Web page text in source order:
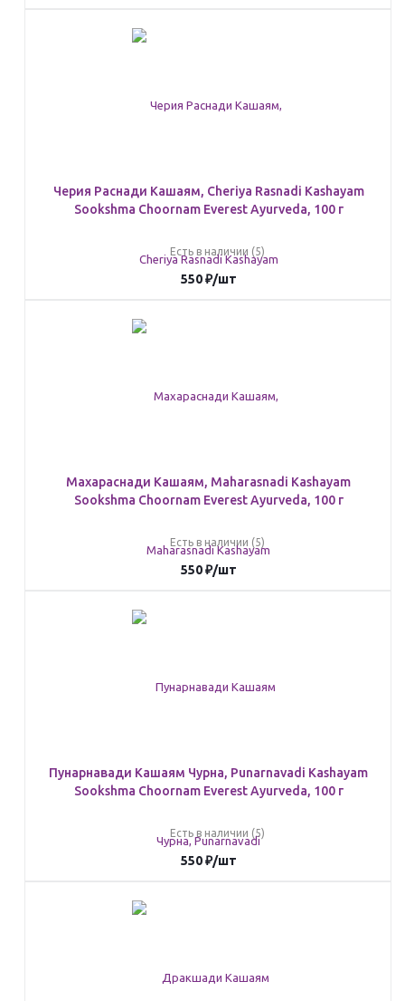
Черия Раснади Кашаям, Cheriya Rasnadi Kashayam
Sookshma Choornam Everest Ayurveda, 100 г
Есть в наличии (5)
550₽/шт
Махараснади Кашаям, Maharasnadi Kashayam
Sookshma Choornam Everest Ayurveda, 100 г
Есть в наличии (5)
550₽/шт
Пунарнавади Кашаям Чурна, Punarnavadi Kashayam
Sookshma Choornam Everest Ayurveda, 100 г
Есть в наличии (5)
550₽/шт